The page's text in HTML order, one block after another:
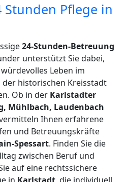
Stunden Pflege in
24-Stunden-Betreuung
unterstützt Sie dabei,
Leben im
historischen Kreisstadt
Ob in der Karlstadter
Mühlbach, Laudenbach
Ihnen erfahrene
und Betreuungskräfte
Spessart. Finden Sie die
zwischen Beruf und
auf eine rechtssichere